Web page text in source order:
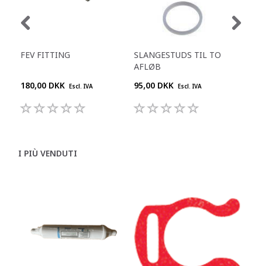
FEV FITTING
180,00 DKK Escl. IVA
SLANGESTUDS TIL TO
AFLØB
95,00 DKK Escl. IVA
I PIÙ VENDUTI